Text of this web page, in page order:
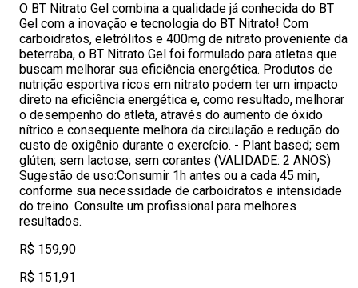
O BT Nitrato Gel combina a qualidade já conhecida do BT
Gel com a inovação e tecnologia do BT Nitrato! Com
carboidratos, eletrólitos e 400mg de nitrato proveniente da
beterraba, o BT Nitrato Gel foi formulado para atletas que
buscam melhorar sua eficiência energética. Produtos de
nutrição esportiva ricos em nitrato podem ter um impacto
direto na eficiência energética e, como resultado, melhorar
o desempenho do atleta, através do aumento de óxido
nítrico e consequente melhora da circulação e redução do
custo de oxigênio durante o exercício. - Plant based; sem
glúten; sem lactose; sem corantes (VALIDADE: 2 ANOS)
Sugestão de uso:Consumir 1h antes ou a cada 45 min,
conforme sua necessidade de carboidratos e intensidade
do treino. Consulte um profissional para melhores
resultados.
R$ 159,90
R$ 151,91